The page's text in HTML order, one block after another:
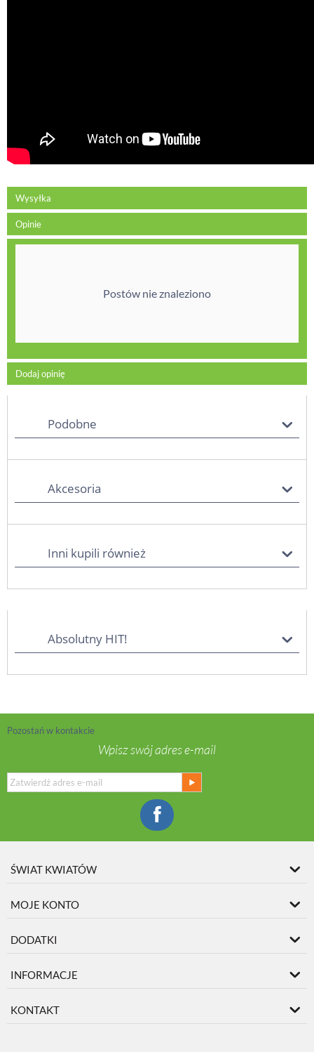
Wysyłka
Opinie
Postów nie znaleziono
Dodaj opinię
Podobne
Akcesoria
Inni kupili również
Absolutny HIT!
Pozostań w kontakcie
Wpisz swój adres e-mail
ŚWIAT KWIATÓW
MOJE KONTO
DODATKI
INFORMACJE
KONTAKT